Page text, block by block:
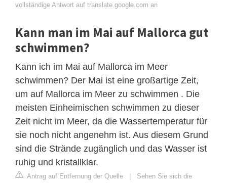
vollständige Antwort auf translate.google.com an
Kann man im Mai auf Mallorca gut
schwimmen?
Kann ich im Mai auf Mallorca im Meer
schwimmen? Der Mai ist eine großartige Zeit,
um auf Mallorca im Meer zu schwimmen . Die
meisten Einheimischen schwimmen zu dieser
Zeit nicht im Meer, da die Wassertemperatur für
sie noch nicht angenehm ist. Aus diesem Grund
sind die Strände zugänglich und das Wasser ist
ruhig und kristallklar.
Antrag auf Entfernung der Quelle | Sehen Sie sich die